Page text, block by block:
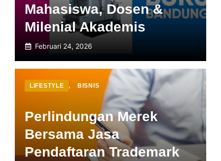
Mahasiswa, Dosen &
Milenial Akademis
Februari 24, 2026
LIFESTYLE , BISNIS
Perlindungan Merek
Bersama Jasa
Pendaftaran Trademark